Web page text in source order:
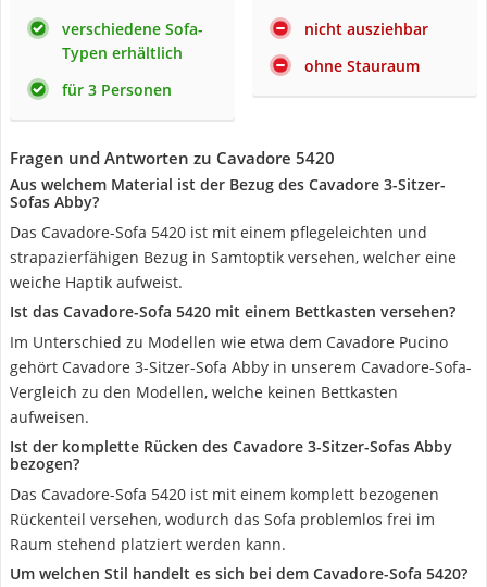
verschiedene Sofa-
Typen erhältlich
für 3 Personen
nicht ausziehbar
ohne Stauraum
Fragen und Antworten zu Cavadore 5420
Aus welchem Material ist der Bezug des Cavadore 3-Sitzer-
Sofas Abby?
Das Cavadore-Sofa 5420 ist mit einem pflegeleichten und
strapazierfähigen Bezug in Samtoptik versehen, welcher eine
weiche Haptik aufweist.
Ist das Cavadore-Sofa 5420 mit einem Bettkasten versehen?
Im Unterschied zu Modellen wie etwa dem Cavadore Pucino
gehört Cavadore 3-Sitzer-Sofa Abby in unserem Cavadore-Sofa-
Vergleich zu den Modellen, welche keinen Bettkasten
aufweisen.
Ist der komplette Rücken des Cavadore 3-Sitzer-Sofas Abby
bezogen?
Das Cavadore-Sofa 5420 ist mit einem komplett bezogenen
Rückenteil versehen, wodurch das Sofa problemlos frei im
Raum stehend platziert werden kann.
Um welchen Stil handelt es sich bei dem Cavadore-Sofa 5420?